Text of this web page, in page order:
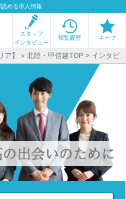
める求人情報
スタッフ
インタビュー
閲覧履歴 キープ
】 >北陸・甲信越TOP > インタビ